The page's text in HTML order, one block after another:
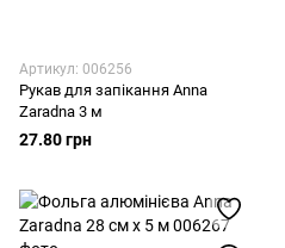
Артикул: 006256
Рукав для запікання Anna
Zaradna 3 м
27.80 грн